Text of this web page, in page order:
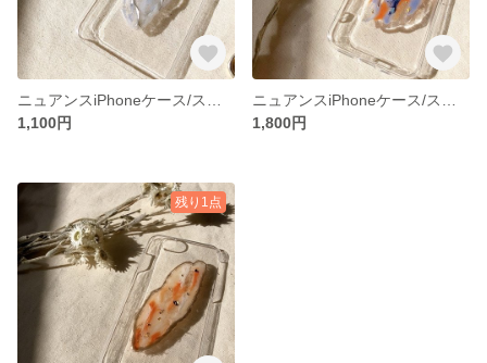
1,100円
1,800円
残り1点